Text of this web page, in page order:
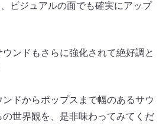
ビジュアルの面でも確実にアップ
ンドもさらに強化されて絶好調と
ドからポップスまで幅のあるサウ
世界観を、是非味わってみてくだ